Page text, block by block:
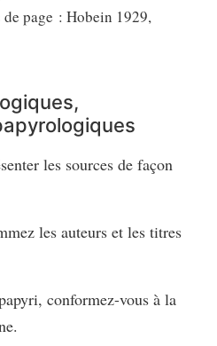
de page : Hobein 1929,
les sources de façon
les auteurs et les titres
conformez-vous à la